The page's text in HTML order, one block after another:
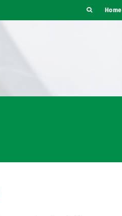
Home